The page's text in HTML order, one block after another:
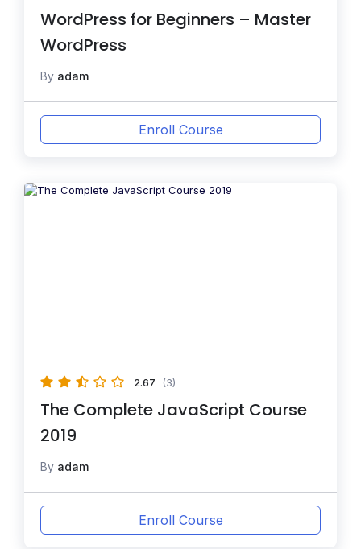
WordPress for Beginners – Master
WordPress
By adam
Enroll Course
2.67 (3)
The Complete JavaScript Course
2019
By adam
Enroll Course